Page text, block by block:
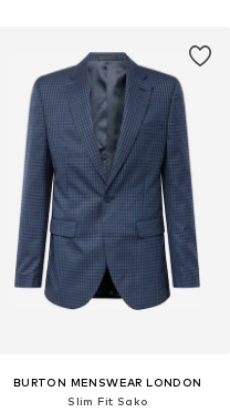
BURTON MENSWEAR LONDON
Slim Fit Sako